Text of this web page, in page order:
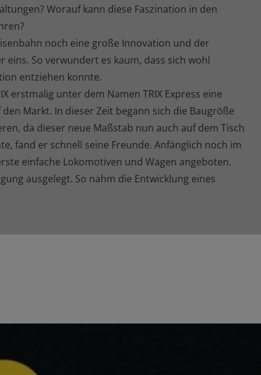
Worauf kann diese Faszination in den
noch eine große Innovation und der
eins. So verwundert es kaum, dass sich wohl
entziehen konnte.
erstmalig unter dem Namen TRIX Express eine
Markt. In dieser Zeit begann sich die Baugröße
da dieser neue Maßstab nun auch auf dem Tisch
fand er schnell seine Freunde. Anfänglich noch im
einfache Lokomotiven und Wagen angeboten.
ausgelegt. So nahm die Entwicklung eines